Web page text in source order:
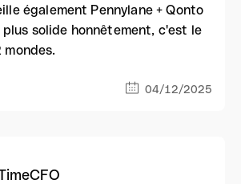
également Pennylane + Qonto
plus solide honnêtement, c'est le
mondes.
04/12/2025